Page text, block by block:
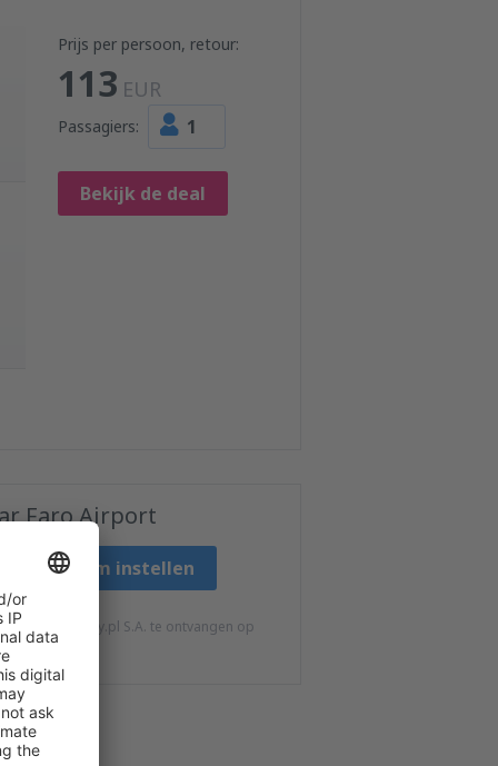
Prijs per persoon, retour:
113 EUR
Passagiers: 1
Bekijk de deal
Faro Airport
Prijsalarm instellen
van eSky.pl S.A. te ontvangen op